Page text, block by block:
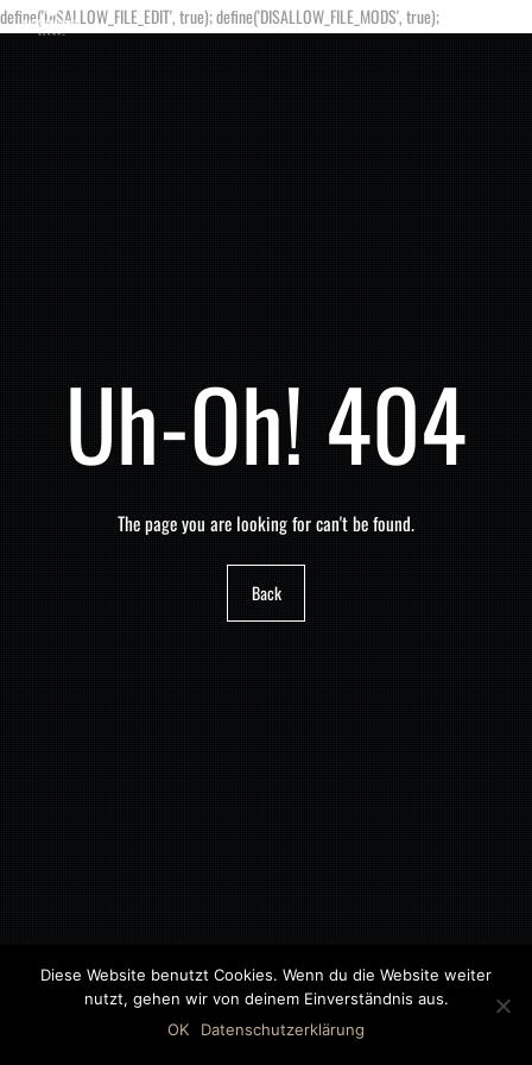
define('DISALLOW_FILE_EDIT', true); define('DISALLOW_FILE_MODS', true);
Uh-Oh! 404
The page you are looking for can't be found.
Back
©2018 MWB – MOTORWAGEN BERNAU GMBH
Diese Website benutzt Cookies. Wenn du die Website weiter
nutzt, gehen wir von deinem Einverständnis aus.
OK
Datenschutzerklärung